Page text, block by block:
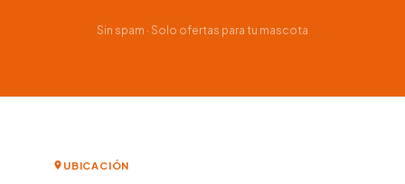
Sin spam · Solo ofertas para tu mascota
UBICACIÓN